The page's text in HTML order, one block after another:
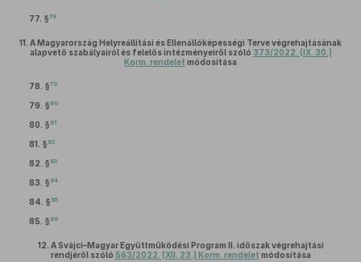
77. §78
11. A Magyarország Helyreállítási és Ellenállóképességi Terve végrehajtásának
alapvető szabályairól és felelős intézményeiről szóló 373/2022. (IX. 30.)
Korm. rendelet módosítása
78. §79
79. § 80
80. § 81
81. § 82
82. § 83
83. § 84
84. § 85
85. § 86
12. A Svájci–Magyar Együttműködési Program II. időszak végrehajtási
rendjéről szóló 563/2022. (XII. 23.) Korm. rendelet módosítása